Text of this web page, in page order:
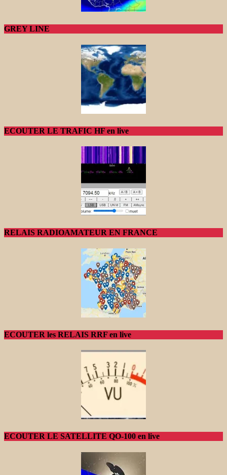
GREY LINE
ECOUTER LE TRAFIC HF en live
RELAIS RADIOAMATEUR EN FRANCE
ECOUTER les RELAIS RRF en live
ECOUTER LE SATELLITE QO-100 en live